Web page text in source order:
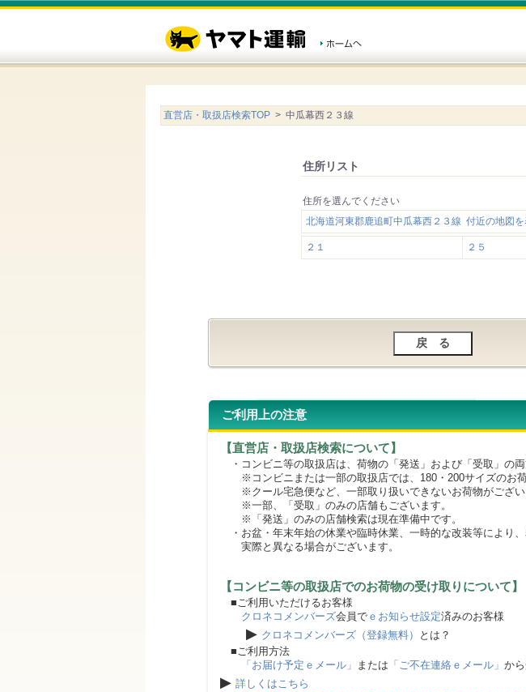
直営店・取扱店検索TOP > 中瓜幕西２３線
住所リスト
住所を選んでください
北海道河東郡鹿追町中瓜幕西２３線 付近の地図
２１ ２５
ご利用上の注意
【直営店・取扱店検索について】
・コンビニ等の取扱店は、荷物の「発送」および「受取」の両
※コンビニまたは一部の取扱店では、180・200サイズのお荷
※クール宅急便など、一部取り扱いできないお荷物がござい
※一部、「受取」のみの店舗もございます。
※「発送」のみの店舗検索は現在準備中です。
・お盆・年末年始の休業や臨時休業、一時的な改装等により
実際と異なる場合がございます。
【コンビニ等の取扱店でのお荷物の受け取りについて
■ご利用いただけるお客様
クロネコメンバーズ会員で ｅお知らせ設定済みのお客様
▶ クロネコメンバーズ（登録無料）
とは？
■ご利用方法
「お届け予定ｅメール」 または 「ご不在連絡ｅメール」 か
▶ 詳しくはこちら